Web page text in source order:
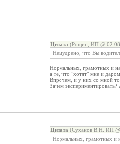
Цитата (Рощин, ИП @
Немудрено, что Вы
Нормальных, грамотных и
а те, что "хотят" мне и
Впрочем, и у них со мной
Зачем экспериментировать?
Цитата (Суханов В.Н. ИП
Нормальных, грамотных и